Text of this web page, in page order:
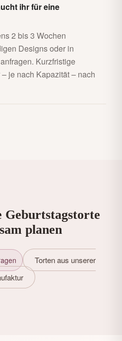
ihr für eine
2 bis 3 Wochen
Designs oder in
Kurzfristige
je nach Kapazität – nach
Geburtstagstorte
planen
Torten aus unserer